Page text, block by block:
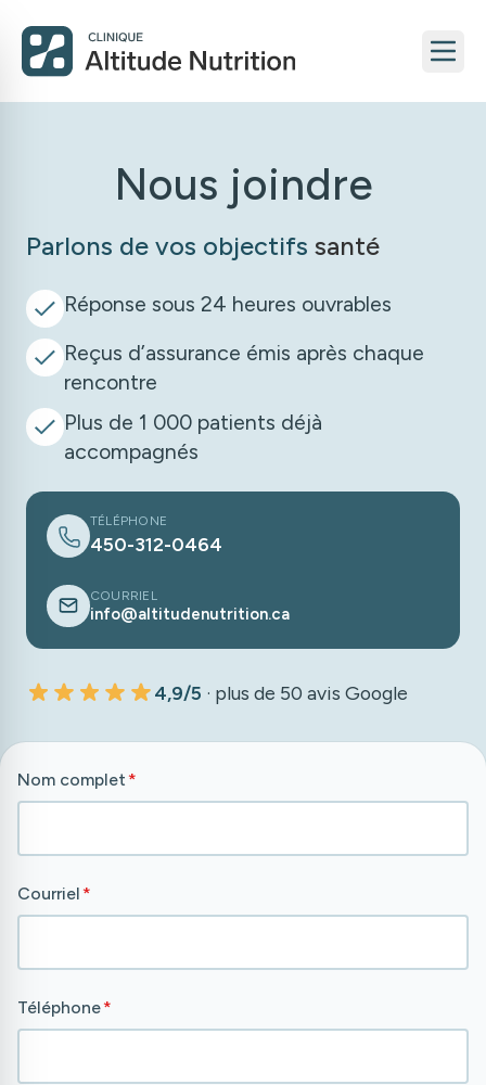
Nous joindre
Parlons de vos objectifs santé
Réponse sous 24 heures ouvrables
Reçus d’assurance émis après chaque
rencontre
Plus de 1 000 patients déjà
accompagnés
TÉLÉPHONE
450-312-0464
COURRIEL
info@altitudenutrition.ca
4,9/5 · plus de 50 avis Google
Nom complet*
Courriel*
Téléphone*